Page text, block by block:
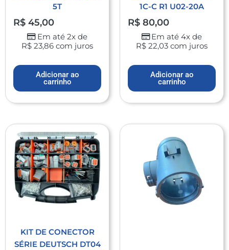
5T
R$ 45,00
Em até 2x de
R$ 23,86 com juros
Adicionar ao
carrinho
1C-C R1 U02-20A
R$ 80,00
Em até 4x de
R$ 22,03 com juros
Adicionar ao
carrinho
KIT DE CONECTOR
SÉRIE DEUTSCH DT04